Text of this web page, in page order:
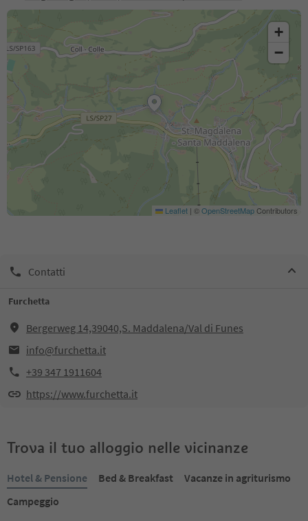
+
−
Leaflet | ©OpenStreetMapContributors
Contatti
Furchetta
Bergerweg 14,39040,S. Maddalena/Val di Funes
info@furchetta.it
+39 347 1911604
https://www.furchetta.it
Trova il tuo alloggio nelle vicinanze
Hotel & Pensione Bed & Breakfast
Vacanze in agriturismo
Campeggio